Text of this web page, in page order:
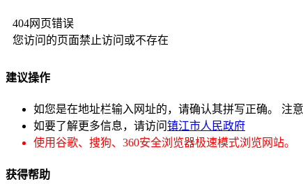
404网页错误
您访问的页面禁止访问或不存在
建议操作
如您是在地址栏输入网址的，请确认其拼写正确。 注
如要了解更多信息，请访问镇江市人民政府
使用谷歌、搜狗、360安全浏览器极速模式浏览网站。
获得帮助